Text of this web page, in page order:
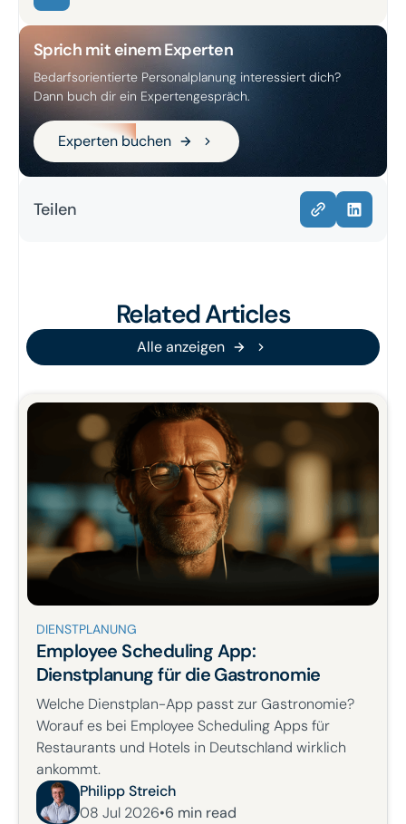
Sprich mit einem Experten
Bedarfsorientierte Personalplanung interessiert dich?
Dann buch dir ein Expertengespräch.
Experten buchen
Experten buchen
Teilen
Related Articles
Alle anzeigen
DIENSTPLANUNG
Employee Scheduling App:
Dienstplanung für die Gastronomie
Welche Dienstplan-App passt zur Gastronomie?
Worauf es bei Employee Scheduling Apps für
Restaurants und Hotels in Deutschland wirklich
ankommt.
Philipp Streich
08 Jul 2026•6 min read